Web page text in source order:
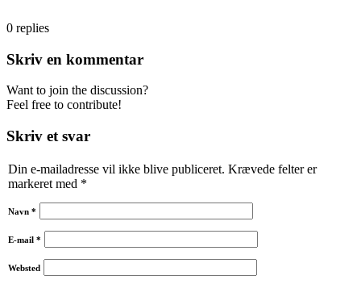
0 replies
Skriv en kommentar
Want to join the discussion?
Feel free to contribute!
Skriv et svar
Din e-mailadresse vil ikke blive publiceret. Krævede felter er
markeret med *
Navn *
E-mail *
Websted